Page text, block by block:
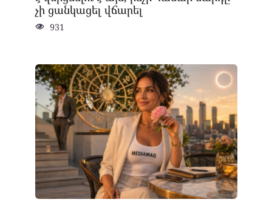
չի ցանկացել վճարել
931